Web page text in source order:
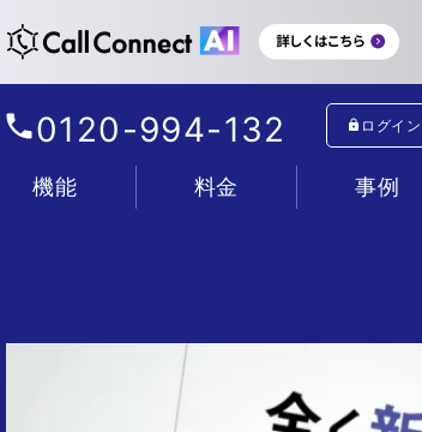
0120-994-132 ログイン
機能 料金 事例